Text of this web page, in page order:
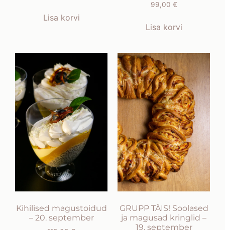
Lisa korvi
99,00 €
Lisa korvi
Kihilised magustoidud
– 20. september
GRUPP TÄIS! Soolased
ja magusad kringlid –
19. september